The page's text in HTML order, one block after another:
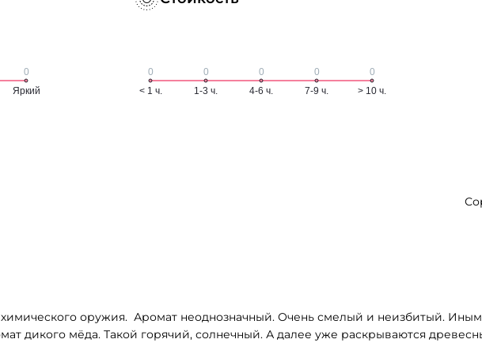
химического оружия. Аромат неоднозначный. Очень смелый и неизбитый.
дикого мёда. Такой горячий, солнечный. А далее уже раскрываются